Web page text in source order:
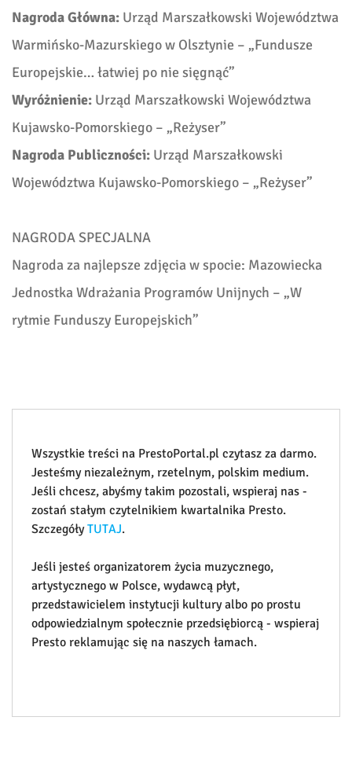
Nagroda Główna: Urząd Marszałkowski Województwa
Warmińsko-Mazurskiego w Olsztynie – „Fundusze
Europejskie… łatwiej po nie sięgnąć”
Wyróżnienie: Urząd Marszałkowski Województwa
Kujawsko-Pomorskiego – „Reżyser”
Nagroda Publiczności: Urząd Marszałkowski
Województwa Kujawsko-Pomorskiego – „Reżyser”
NAGRODA SPECJALNA
Nagroda za najlepsze zdjęcia w spocie: Mazowiecka
Jednostka Wdrażania Programów Unijnych – „W
rytmie Funduszy Europejskich”
Wszystkie treści na PrestoPortal.pl czytasz za darmo.
Jesteśmy niezależnym, rzetelnym, polskim medium.
Jeśli chcesz, abyśmy takim pozostali, wspieraj nas -
zostań stałym czytelnikiem kwartalnika Presto.
SzczegółyTUTAJ.
Jeśli jesteś organizatorem życia muzycznego,
artystycznego w Polsce, wydawcą płyt,
przedstawicielem instytucji kultury albo po prostu
odpowiedzialnym społecznie przedsiębiorcą - wspieraj
Presto reklamując się na naszych łamach.